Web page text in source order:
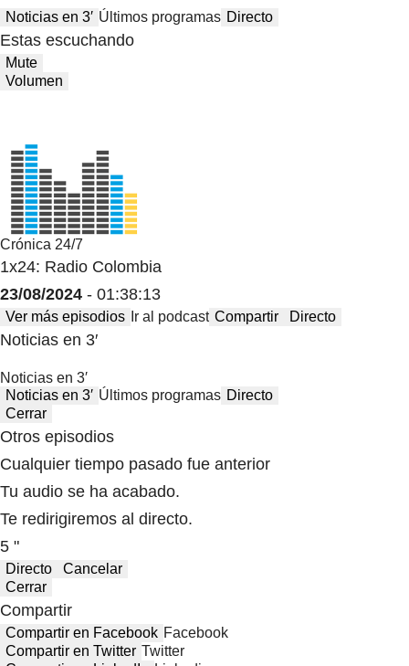
Noticias en 3′ Últimos programas Directo
Estas escuchando
Mute
Volumen
Crónica 24/7
1x24: Radio Colombia
23/08/2024 - 01:38:13
Ver más episodios Ir al podcast Compartir Directo
Noticias en 3′
Noticias en 3′
Noticias en 3′ Últimos programas Directo
Cerrar
Otros episodios
Cualquier tiempo pasado fue anterior
Tu audio se ha acabado.
Te redirigiremos al directo.
5 "
Directo
Cancelar
Cerrar
Compartir
Compartir en Facebook Facebook
Compartir en Twitter Twitter